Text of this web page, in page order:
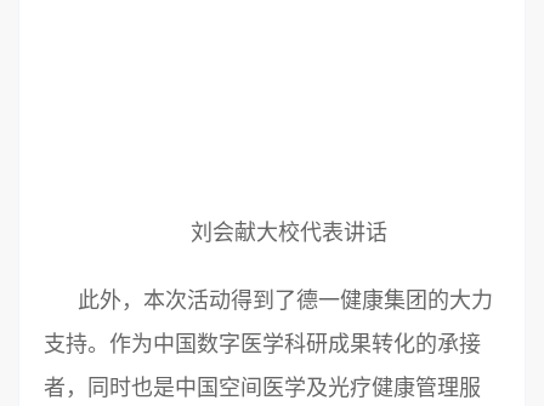
刘会献大校代表讲话
此外，本次活动得到了德一健康集团的大力
支持。作为中国数字医学科研成果转化的承接
者，同时也是中国空间医学及光疗健康管理服